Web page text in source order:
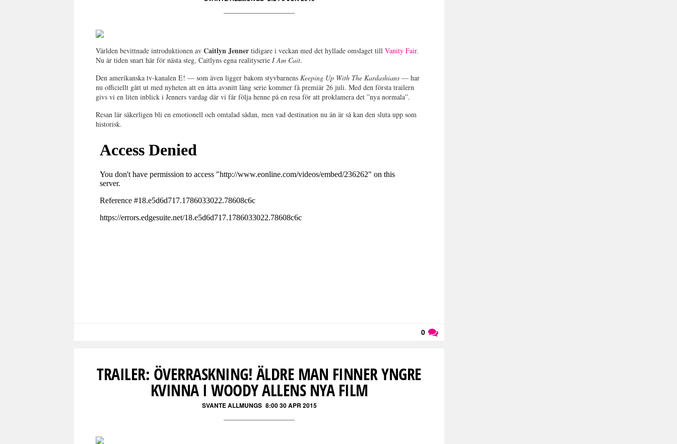
Världen bevittnade introduktionen avCaitlyn Jenner tidigare i veckan med det hyllade omslaget tillVanity Fair.
Nu är tiden snart här för nästa steg, Caitlyns egna realityserieI Am Cait.
Den amerikanska tv-kanalen E! — som även ligger bakom styvbarnensKeeping Up With The Kardashians — har
nu officiellt gått ut med nyheten att en åtta avsnitt lång serie kommer få premiär 26 juli. Med den första trailern
givs vi en liten inblick i Jenners vardag där vi får följa henne på en resa för att proklamera det ”nya normala”.
Resan lär säkerligen bli en emotionell och omtalad sådan, men vad destination nu än är så kan den sluta upp som
historisk.
0
TRAILER: ÖVERRASKNING! ÄLDRE MAN FINNER YNGRE
KVINNA I WOODY ALLENS NYA FILM
SVANTE ALLMUNGS 8:00 30 APR 2015